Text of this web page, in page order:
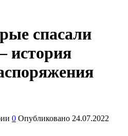
спасали
история
0 Опубликовано 24.07.2022